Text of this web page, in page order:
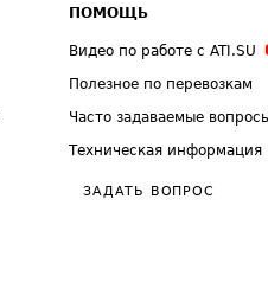
ПОМОЩЬ
Видео по работе с ATI.SU
Полезное по перевозкам
Часто задаваемые
Техническая информация
ЗАДАТЬ ВОПРОС